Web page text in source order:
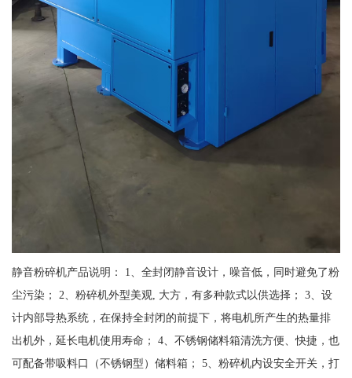
静音粉碎机产品说明： 1、全封闭静音设计，噪音低，同时避免了粉
尘污染； 2、粉碎机外型美观, 大方，有多种款式以供选择； 3、设
计内部导热系统，在保持全封闭的前提下，将电机所产生的热量排
出机外，延长电机使用寿命； 4、不锈钢储料箱清洗方便、快捷，也
可配备带吸料口（不锈钢型）储料箱； 5、粉碎机内设安全开关，打